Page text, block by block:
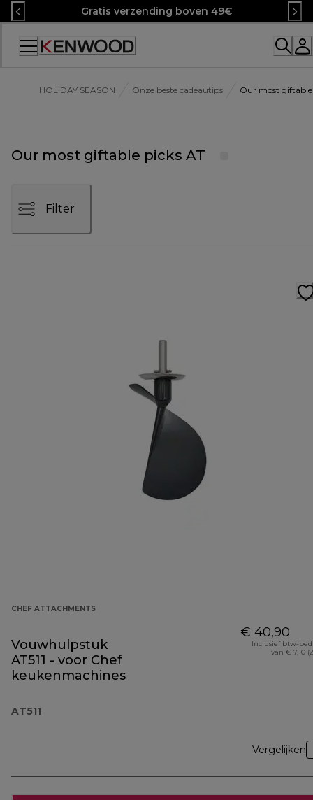
Skip
to
Content
Gratis verzending boven 49€
HOLIDAY SEASON Onze beste cadeautips Our most giftable
Our most giftable picks AT
Filter
CHEF ATTACHMENTS
Vouwhulpstuk
AT511 - voor Chef
keukenmachines
AT511
€ 40,90
Inclusief btw-
van € 7,10
Vergelijken